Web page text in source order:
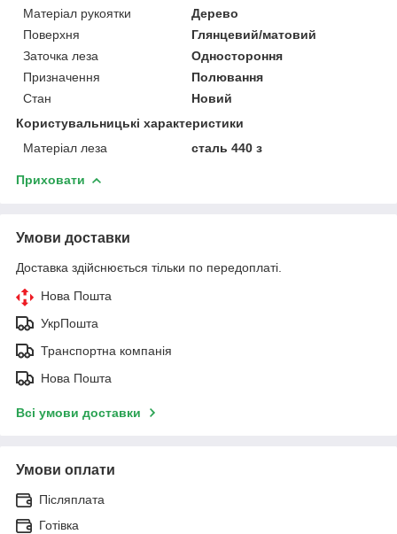
Матеріал рукоятки
Дерево
Поверхня
Глянцевий/матовий
Заточка леза
Одностороння
Призначення
Полювання
Стан
Новий
Користувальницькі характеристики
Матеріал леза
сталь 440 з
Приховати
Умови доставки
Доставка здійснюється тільки по передоплаті.
Нова Пошта
УкрПошта
Транспортна компанія
Нова Пошта
Всі умови доставки
Умови оплати
Післяплата
Готівка